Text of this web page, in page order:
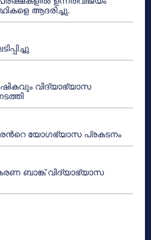
ആദരിച്ചു.
വിദ്യാഭ്യാസ
യോഗഭ്യാസ പ്രകടനം
ബാങ്ക് വിദ്യാഭ്യാസ